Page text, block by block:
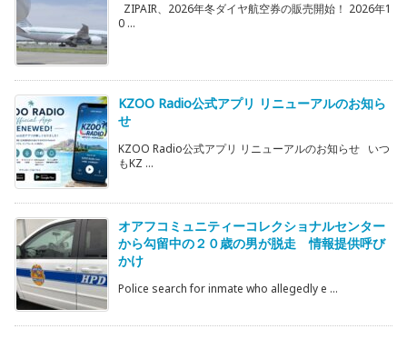
ZIPAIR、2026年冬ダイヤ航空券の販売開始！ 2026年1
0 ...
KZOO Radio公式アプリ リニューアルのお知ら
せ
KZOO Radio公式アプリ リニューアルのお知らせ いつ
もKZ ...
オアフコミュニティーコレクショナルセンター
から勾留中の２０歳の男が脱走 情報提供呼び
かけ
Police search for inmate who allegedly e ...